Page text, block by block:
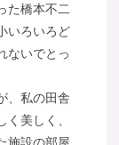
た橋本不二
いろいろど
ないでとっ
、私の田舎
美しく、
施設の部屋